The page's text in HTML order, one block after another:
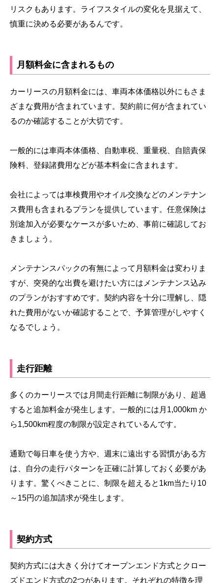
リスクもあります。ライフスタイルの変化を見据えて、
慎重に決める必要があるんです。
月額料金に含まれるもの
カーリースの月額料金には、車両本体価格以外にもさま
ざまな費用が含まれています。契約前に何が含まれてい
るのか確認することが大切です。
一般的には車両本体価格、自動車税、重量税、自賠責保
険料、登録諸費用などが基本料金に含まれます。
会社によっては車検費用やオイル交換などのメンテナン
ス費用も含まれるプランを提供しています。任意保険は
別途加入が必要なケースが多いため、事前に確認してお
きましょう。
メンテナンスパックの有無によって月額料金は変わりま
すが、突発的な出費を避けたい方にはメンテナンス込み
のプランがおすすめです。契約内容を十分に理解し、隠
れた費用がないか確認することで、予算管理がしやすく
なるでしょう。
走行距離
多くのカーリースでは月間走行距離に制限があり、超過
すると追加料金が発生します。一般的には月1,000km か
ら1,500km程度の制限が設定されているんです。
通勤で毎日車を使う方や、週末に遠出する習慣がある方
は、自分の走行パターンを正確に計算しておく必要があ
ります。驚くべきことに、制限を超えると1km当たり10
～15円の追加請求が発生します。
契約方式
契約方式には大きく分けてオープンエンド方式とクロー
ズドエンド方式の2つがあります。それぞれの特徴を理